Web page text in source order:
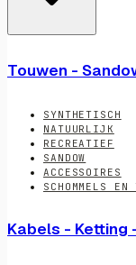
Touwen -
SYNTHETISCH
NATUURLIJK
RECREATIEF
SANDOW
ACCESSOIRES
SCHOMMELS
Kabels - Ketting